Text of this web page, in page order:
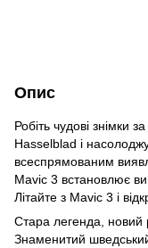
Опис
Робіть чудові знімки
Hasselblad і
всеспрямованим
Mavic 3 встановлює
Літайте з Mavic 3 і
Стара легенда, новий
Знаменитий